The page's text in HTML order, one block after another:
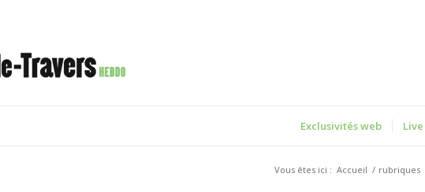
Exclusivités web
Vous êtes ici : Accueil / rubriques